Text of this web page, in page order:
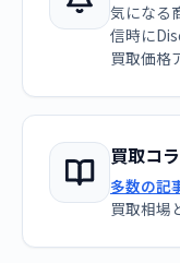
気になる
信時に
買取価格
買取コ
多数の記
買取相場